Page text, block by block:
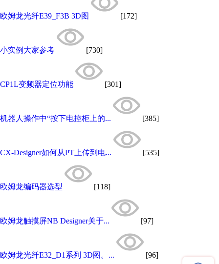
欧姆龙光纤E39_F3B 3D图 [172]
小实例大家参考 [730]
CP1L变频器定位功能 [301]
机器人操作中“按下电控柜上的... [385]
CX-Designer如何从PT上传到电... [535]
欧姆龙编码器选型 [118]
欧姆龙触摸屏NB Designer关于... [97]
欧姆龙光纤E32_D1系列 3D图。... [96]